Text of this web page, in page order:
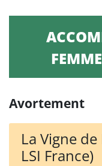
Avortement
La Vigne
LSI France)